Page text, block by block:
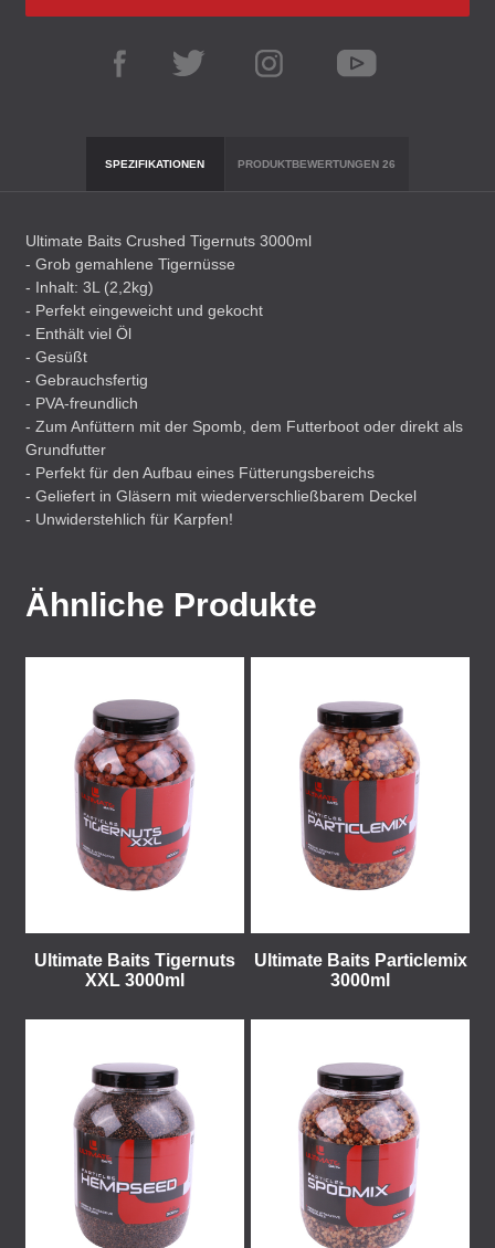
SPEZIFIKATIONEN PRODUKTBEWERTUNGEN26
Ultimate Baits Crushed Tigernuts 3000ml
- Grob gemahlene Tigernüsse
- Inhalt: 3L (2,2kg)
- Perfekt eingeweicht und gekocht
- Enthält viel Öl
- Gesüßt
- Gebrauchsfertig
- PVA-freundlich
- Zum Anfüttern mit der Spomb, dem Futterboot oder direkt als
Grundfutter
- Perfekt für den Aufbau eines Fütterungsbereichs
- Geliefert in Gläsern mit wiederverschließbarem Deckel
- Unwiderstehlich für Karpfen!
Ähnliche Produkte
Ultimate Baits Tigernuts
XXL 3000ml
Ultimate Baits Particlemix
3000ml